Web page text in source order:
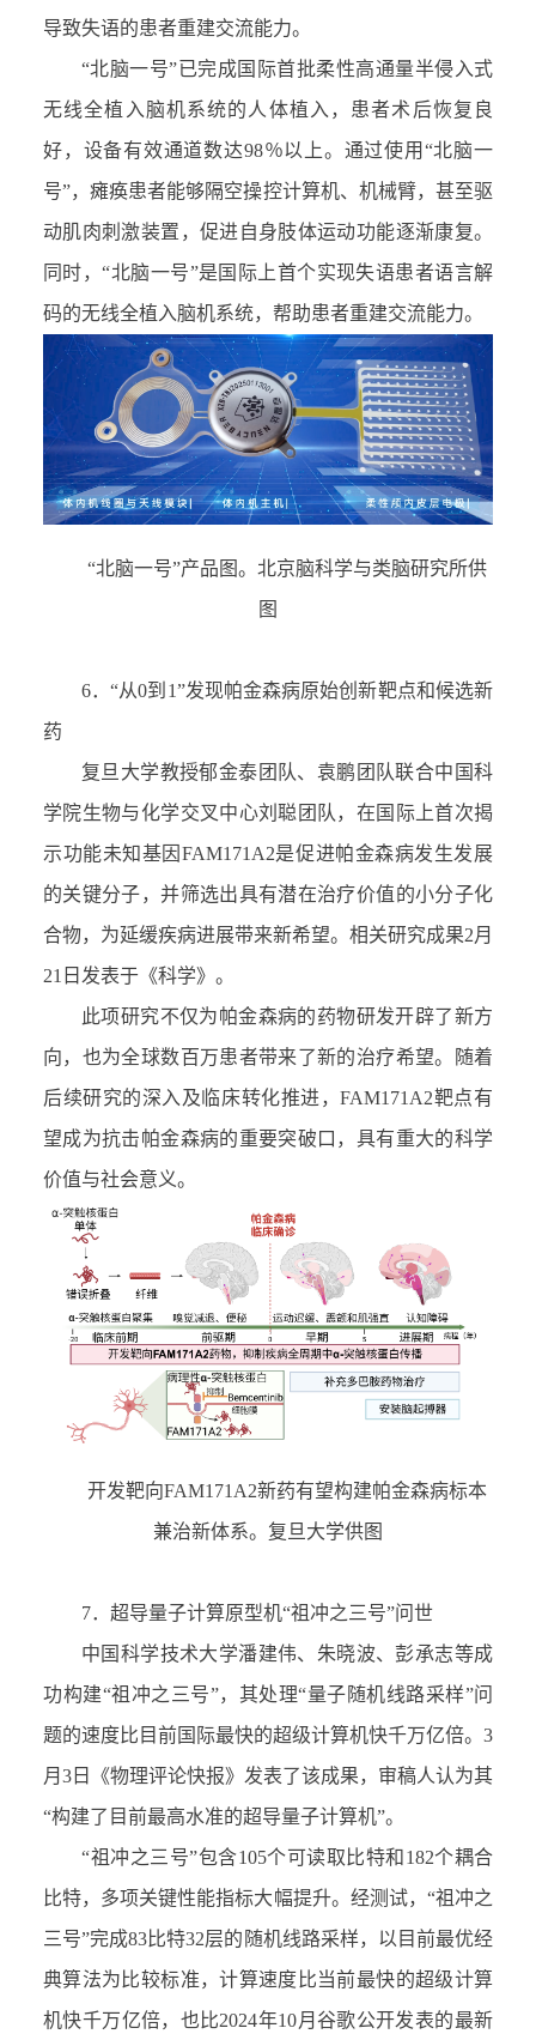
导致失语的患者重建交流能力。
“北脑一号”已完成国际首批柔性高通量半侵入式
无线全植入脑机系统的人体植入，患者术后恢复良
好，设备有效通道数达98％以上。通过使用 “北脑一
号”，瘫痪患者能够隔空操控计算机、机械臂，甚至驱
动肌肉刺激装置，促进自身肢体运动功能逐渐康复。
同时，“北脑一号”是国际上首个实现失语患者语言解
码的无线全植入脑机系统，帮助患者重建交流能力。
“北脑一号”产品图。北京脑科学与类脑研究所供
图
6．“从0到 1”发现帕金森病原始创新靶点和候选新
药
复旦大学教授郁金泰团队、袁鹏团队联合中国科
学院生物与化学交叉中心刘聪团队，在国际上首次揭
示功能未知基因 FAM171A2是促进帕金森病发生发展
的关键分子，并筛选出具有潜在治疗价值的小分子化
合物，为延缓疾病进展带来新希望。相关研究成果2月
21 日发表于《科学》。
此项研究不仅为帕金森病的药物研发开辟了新方
向，也为全球数百万患者带来了新的治疗希望。随着
后续研究的深入及临床转化推进，FAM171A2靶点有
望成为抗击帕金森病的重要突破口，具有重大的科学
价值与社会意义。
开发靶向FAM171A2新药有望构建帕金森病标本
兼治新体系。复旦大学供图
7． 超导量子计算原型机“祖冲之三号”问世
中国科学技术大学潘建伟、朱晓波、彭承志等成
功构建“祖冲之三号”，其处理“量子随机线路采样”问
题的速度比目前国际最快的超级计算机快千万亿倍。 3
月 3 日《物理评论快报》发表了该成果，审稿人认为其
“构建了目前最高水准的超导量子计算机”。
“祖冲之三号”包含105个可读取比特和 182个耦合
比特，多项关键性能指标大幅提升。经测试， “祖冲之
三号”完成83比特32层的随机线路采样，以目前最优经
典算法为比较标准，计算速度比当前最快的超级计算
机快千万亿倍，也比2024年10月谷歌公开发表的最新